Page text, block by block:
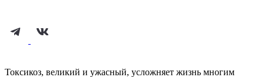
Токсикоз, великий и ужасный, усложняет жизнь многим